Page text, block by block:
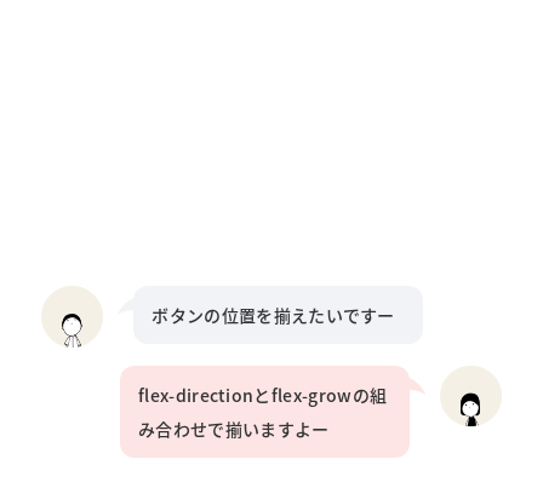
ボタンの位置を揃えたいですー
flex-directionとflex-growの組
み合わせで揃いますよー